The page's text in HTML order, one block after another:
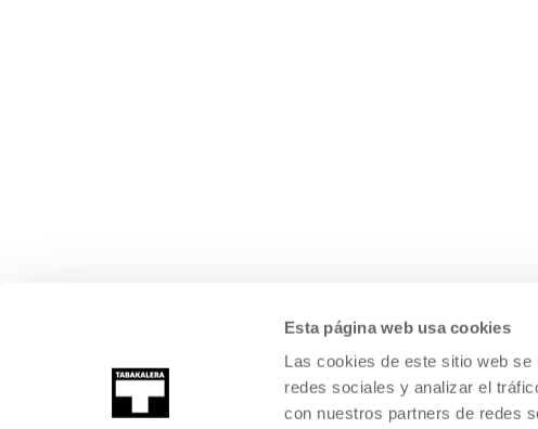
Esta página web usa cookies
Las cookies de este sitio web
redes sociales y analizar el
con nuestros partners de redes